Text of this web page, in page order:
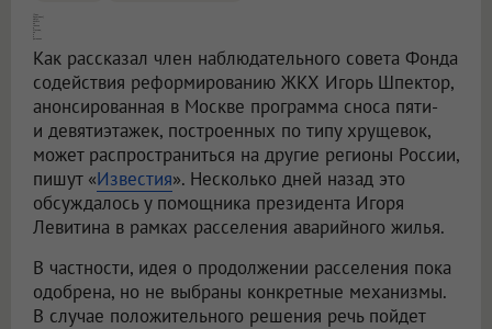
Как рассказал член наблюдательного совета Фонда
содействия реформированию ЖКХ Игорь Шпектор,
анонсированная в Москве программа сноса пяти-
и девятиэтажек, построенных по типу хрущевок,
может распространиться на другие регионы России,
пишут «Известия». Несколько дней назад это
обсуждалось у помощника президента Игоря
Левитина в рамках расселения аварийного жилья.
В частности, идея о продолжении расселения пока
одобрена, но не выбраны конкретные механизмы.
В случае положительного решения речь пойдет